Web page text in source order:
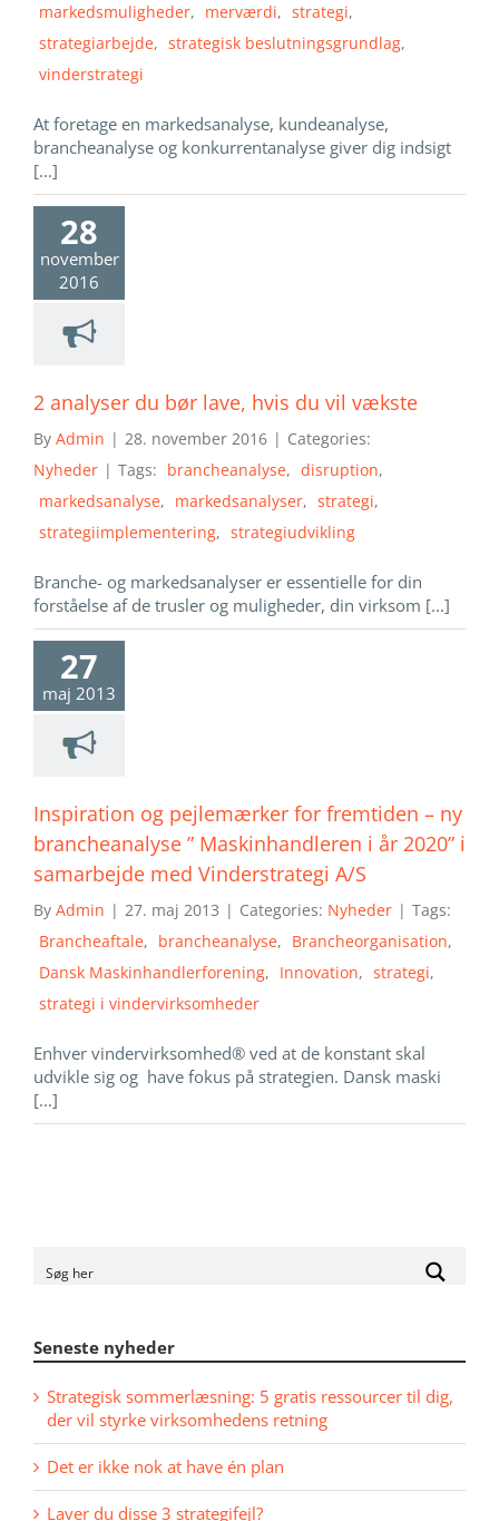
markedsmuligheder, merværdi, strategi,
strategiarbejde, strategisk beslutningsgrundlag,
vinderstrategi
At foretage en markedsanalyse, kundeanalyse,
brancheanalyse og konkurrentanalyse giver dig indsigt
[...]
28
november
2016
2 analyser du bør lave, hvis du vil vækste
By Admin | 28. november 2016 | Categories:
Nyheder | Tags: brancheanalyse, disruption,
markedsanalyse, markedsanalyser, strategi,
strategiimplementering, strategiudvikling
Branche- og markedsanalyser er essentielle for din
forståelse af de trusler og muligheder, din virksom [...]
27
maj 2013
Inspiration og pejlemærker for fremtiden – ny
brancheanalyse ” Maskinhandleren i år 2020” i
samarbejde med Vinderstrategi A/S
By Admin | 27. maj 2013 | Categories: Nyheder | Tags:
Brancheaftale, brancheanalyse, Brancheorganisation,
Dansk Maskinhandlerforening, Innovation, strategi,
strategi i vindervirksomheder
Enhver vindervirksomhed® ved at de konstant skal
udvikle sig og have fokus på strategien. Dansk maski
[...]
Seneste nyheder
Strategisk sommerlæsning: 5 gratis ressourcer til dig,
der vil styrke virksomhedens retning
Det er ikke nok at have én plan
Laver du disse 3 strategifejl?